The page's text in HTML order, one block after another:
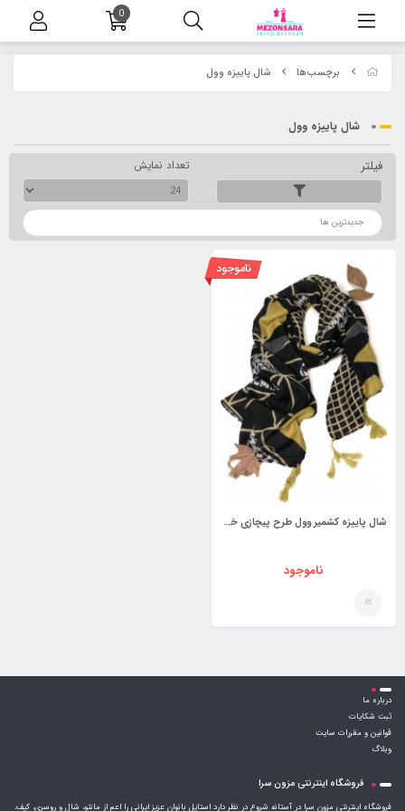
برچسب‌ها شال پاییزه وول
شال پاییزه وول
فیلتر تعداد نمایش
ترتیب
شال پاییزه کشمیر وول طرح پیچازی خطی کد 3910556
ناموجود
ناموجود
درباره ما
ثبت شکایات
قوانین و مقررات سایت
وبلاگ
فروشگاه اینترنتی مزون سرا
فروشگاه اینترنتی مزون سرا در آستانه شروع در نظر دارد استایل بانوان عزیز ایرانی را اعم از مانتو، شال و روسری، کیف،
0